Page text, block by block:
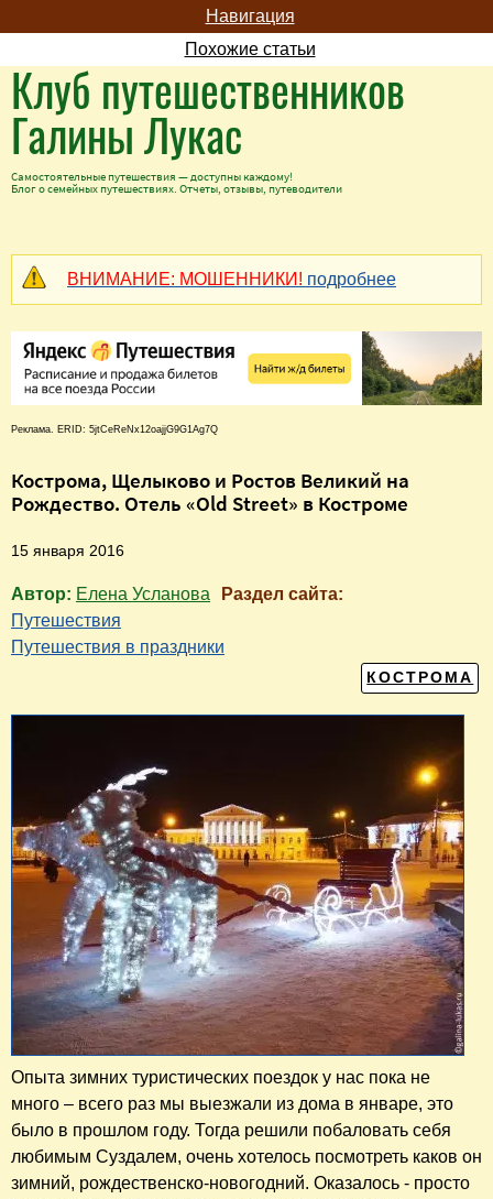
Навигация
Похожие статьи
Клуб путешественников
Галины Лукас
Самостоятельные путешествия — доступны каждому!
Блог о семейных путешествиях. Отчеты, отзывы, путеводители
ВНИМАНИЕ: МОШЕННИКИ! подробнее
Реклама. ERID: 5jtCeReNx12oajjG9G1Ag7Q
Кострома, Щелыково и Ростов Великий на
Рождество. Отель «Old Street» в Костроме
15 января 2016
Автор: Елена Усланова
Раздел сайта:
Путешествия
Путешествия в праздники
КОСТРОМА
Опыта зимних туристических поездок у нас пока не
много – всего раз мы выезжали из дома в январе, это
было в прошлом году. Тогда решили побаловать себя
любимым Суздалем, очень хотелось посмотреть каков он
зимний, рождественско-новогодний. Оказалось - просто